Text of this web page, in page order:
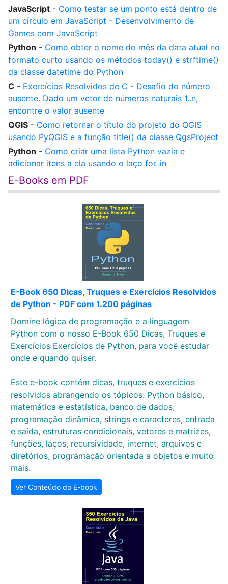
JavaScript - Como testar se um ponto está dentro de
um círculo em JavaScript - Desenvolvimento de
Games com JavaScript
Python - Como obter o nome do mês da data atual no
formato curto usando os métodos today() e strftime()
da classe datetime do Python
C - Exercícios Resolvidos de C - Desafio do número
ausente. Dado um vetor de números naturais 1..n,
encontre o valor ausente
QGIS - Como retornar o título do projeto do QGIS
usando PyQGIS e a função title() da classe QgsProject
Python - Como criar uma lista Python vazia e
adicionar itens a ela usando o laço for..in
E-Books em PDF
E-Book 650 Dicas, Truques e Exercícios Resolvidos
de Python - PDF com 1.200 páginas
Domine lógica de programação e a linguagem
Python com o nosso E-Book 650 Dicas, Truques e
Exercícios Exercícios de Python, para você estudar
onde e quando quiser.
Este e-book contém dicas, truques e exercícios
resolvidos abrangendo os tópicos: Python básico,
matemática e estatística, banco de dados,
programação dinâmica, strings e caracteres, entrada
e saída, estruturas condicionais, vetores e matrizes,
funções, laços, recursividade, internet, arquivos e
diretórios, programação orientada a objetos e muito
mais.
Ver Conteúdo do E-book